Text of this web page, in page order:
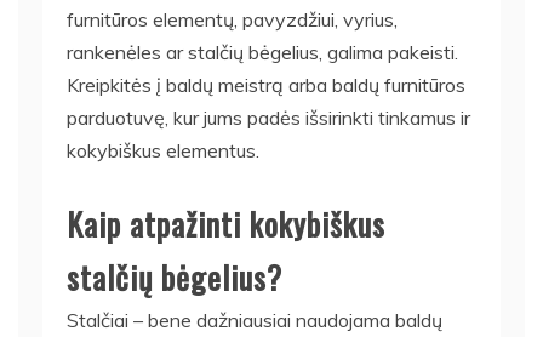
furnitūros elementų, pavyzdžiui, vyrius,
rankenėles ar stalčių bėgelius, galima pakeisti.
Kreipkitės į baldų meistrą arba baldų furnitūros
parduotuvę, kur jums padės išsirinkti tinkamus ir
kokybiškus elementus.
Kaip atpažinti kokybiškus
stalčių bėgelius?
Stalčiai – bene dažniausiai naudojama baldų